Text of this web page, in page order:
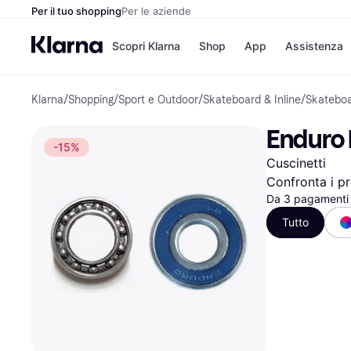
Per il tuo shoppingPer le aziende
Scopri Klarna
Opzioni di
Paga ora
Paga in 3 rate
Paga dopo 30 giorni
Finanziamento
Shop
Negozi
Unieuro
Media
eBay
Zalando
Elenco negozi
App Assistenza
Klarna/Shopping/Sport e Outdoor/Skateboard & Inline/
-15% Enduro
Cuscinetti
Confronta i
Da 3
Tutto